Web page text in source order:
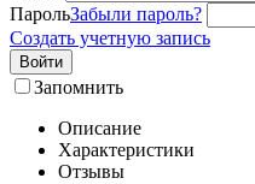
ПарольЗабыли пароль?
Создать учетную запись
Войти
Запомнить
Описание
Характеристики
Отзывы